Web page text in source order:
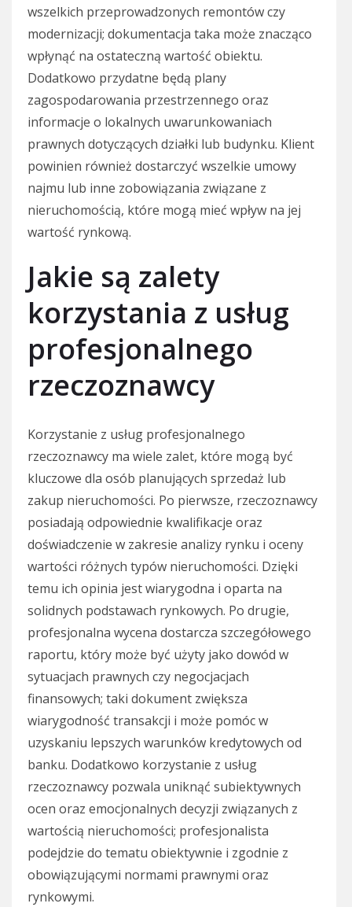
wszelkich przeprowadzonych remontów czy
modernizacji; dokumentacja taka może znacząco
wpłynąć na ostateczną wartość obiektu.
Dodatkowo przydatne będą plany
zagospodarowania przestrzennego oraz
informacje o lokalnych uwarunkowaniach
prawnych dotyczących działki lub budynku. Klient
powinien również dostarczyć wszelkie umowy
najmu lub inne zobowiązania związane z
nieruchomością, które mogą mieć wpływ na jej
wartość rynkową.
Jakie są zalety
korzystania z usług
profesjonalnego
rzeczoznawcy
Korzystanie z usług profesjonalnego
rzeczoznawcy ma wiele zalet, które mogą być
kluczowe dla osób planujących sprzedaż lub
zakup nieruchomości. Po pierwsze, rzeczoznawcy
posiadają odpowiednie kwalifikacje oraz
doświadczenie w zakresie analizy rynku i oceny
wartości różnych typów nieruchomości. Dzięki
temu ich opinia jest wiarygodna i oparta na
solidnych podstawach rynkowych. Po drugie,
profesjonalna wycena dostarcza szczegółowego
raportu, który może być użyty jako dowód w
sytuacjach prawnych czy negocjacjach
finansowych; taki dokument zwiększa
wiarygodność transakcji i może pomóc w
uzyskaniu lepszych warunków kredytowych od
banku. Dodatkowo korzystanie z usług
rzeczoznawcy pozwala uniknąć subiektywnych
ocen oraz emocjonalnych decyzji związanych z
wartością nieruchomości; profesjonalista
podejdzie do tematu obiektywnie i zgodnie z
obowiązującymi normami prawnymi oraz
rynkowymi.